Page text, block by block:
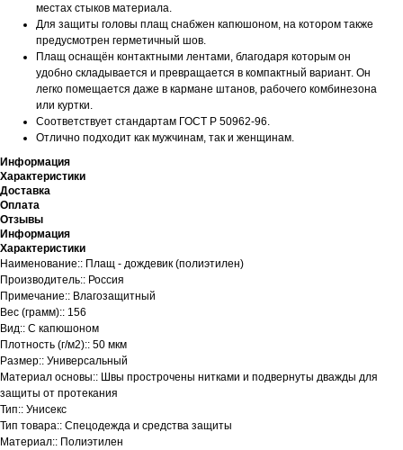
местах стыков материала.
Для защиты головы плащ снабжен капюшоном, на котором также
предусмотрен герметичный шов.
Плащ оснащён контактными лентами, благодаря которым он
удобно складывается и превращается в компактный вариант. Он
легко помещается даже в кармане штанов, рабочего комбинезона
или куртки.
Соответствует стандартам ГОСТ Р 50962-96.
Отлично подходит как мужчинам, так и женщинам.
Информация
Характеристики
Доставка
Оплата
Отзывы
Информация
Характеристики
Наименование:: Плащ - дождевик (полиэтилен)
Производитель:: Россия
Примечание:: Влагозащитный
Вес (грамм):: 156
Вид:: С капюшоном
Плотность (г/м2):: 50 мкм
Размер:: Универсальный
Материал основы:: Швы прострочены нитками и подвернуты дважды для
защиты от протекания
Тип:: Унисекс
Тип товара:: Спецодежда и средства защиты
Материал:: Полиэтилен